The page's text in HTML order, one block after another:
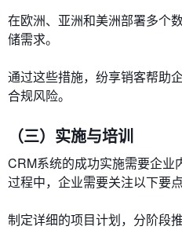
在欧洲、亚洲和美洲部署多个
储需求。
通过这些措施，纷享销客帮助
合规风险。
（三）实施与培训
CRM系统的成功实施需要企业
过程中，企业需要关注以下要点
制定详细的项目计划，分阶段